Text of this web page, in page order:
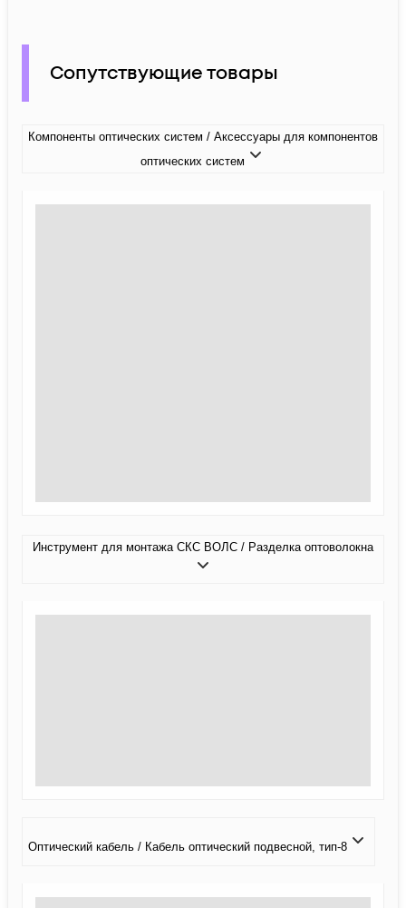
Сопутствующие товары
Компоненты оптических систем / Аксессуары для компонентов
оптических систем
Инструмент для монтажа СКС ВОЛС / Разделка оптоволокна
Оптический кабель / Кабель оптический подвесной, тип-8